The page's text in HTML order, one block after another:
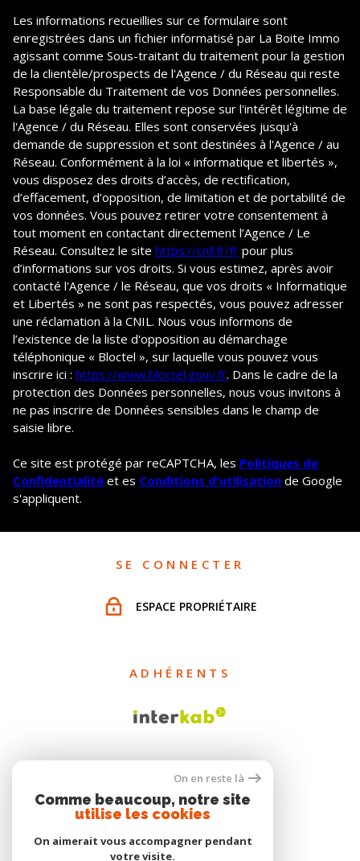
Les informations recueillies sur ce formulaire sont
enregistrées dans un fichier informatisé par La Boite Immo
agissant comme Sous-traitant du traitement pour la gestion
de la clientèle/prospects de l'Agence / du Réseau qui reste
Responsable du Traitement de vos Données personnelles.
La base légale du traitement repose sur l'intérêt légitime de
l'Agence / du Réseau. Elles sont conservées jusqu'à
demande de suppression et sont destinées à l'Agence / au
Réseau. Conformément à la loi « informatique et libertés »,
vous disposez des droits d’accès, de rectification,
d’effacement, d’opposition, de limitation et de portabilité de
vos données. Vous pouvez retirer votre consentement à
tout moment en contactant directement l’Agence / Le
Réseau. Consultez le site https://cnil.fr/fr pour plus
d’informations sur vos droits. Si vous estimez, après avoir
contacté l'Agence / le Réseau, que vos droits « Informatique
et Libertés » ne sont pas respectés, vous pouvez adresser
une réclamation à la CNIL. Nous vous informons de
l’existence de la liste d'opposition au démarchage
téléphonique « Bloctel », sur laquelle vous pouvez vous
inscrire ici : https://www.bloctel.gouv.fr. Dans le cadre de la
protection des Données personnelles, nous vous invitons à
ne pas inscrire de Données sensibles dans le champ de
saisie libre.
Ce site est protégé par reCAPTCHA, les Politiques de
Confidentialité et es Conditions d'utilisation de Google
s'appliquent.
SE CONNECTER
ESPACE PROPRIÉTAIRE
ADHÉRENTS
On en reste là
Comme beaucoup, notre site
utilise les cookies
On aimerait vous accompagner pendant
votre visite.